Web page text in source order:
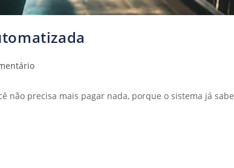
não precisa mais pagar nada, porque o sistema já sabe